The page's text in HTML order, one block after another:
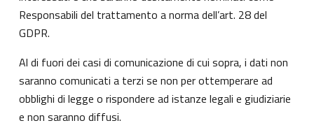
Responsabili del trattamento a norma dell’art. 28 del
GDPR.
Al di fuori dei casi di comunicazione di cui sopra, i dati non
saranno comunicati a terzi se non per ottemperare ad
obblighi di legge o rispondere ad istanze legali e giudiziarie
e non saranno diffusi.